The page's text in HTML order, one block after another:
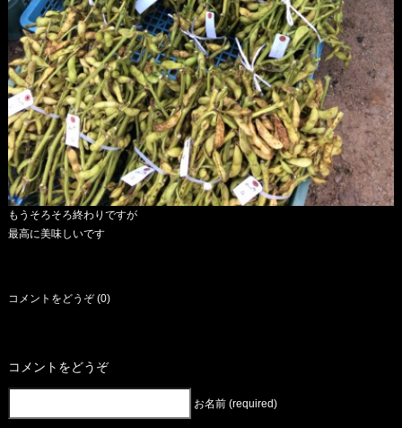
もうそろそろ終わりですが
最高に美味しいです
コメントをどうぞ (0)
コメントをどうぞ
お名前 (required)